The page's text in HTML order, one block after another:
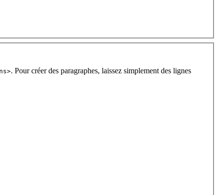
. Pour créer des paragraphes, laissez simplement des lignes